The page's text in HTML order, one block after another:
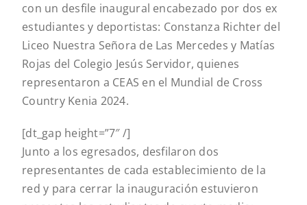
con un desfile inaugural encabezado por dos ex
estudiantes y deportistas: Constanza Richter del
Liceo Nuestra Señora de Las Mercedes y Matías
Rojas del Colegio Jesús Servidor, quienes
representaron a CEAS en el Mundial de Cross
Country Kenia 2024.
[dt_gap height=”7″ /]
Junto a los egresados, desfilaron dos
representantes de cada establecimiento de la
red y para cerrar la inauguración estuvieron